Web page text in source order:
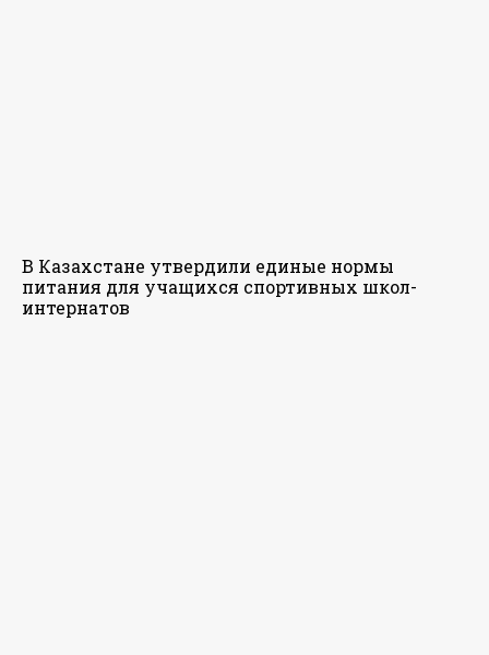
В Казахстане утвердили единые нормы
питания для учащихся спортивных школ-
интернатов